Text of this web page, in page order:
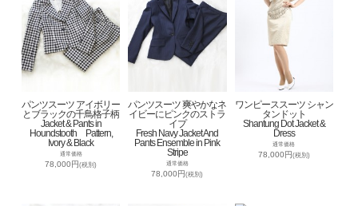
パンツスーツ アイボリー
とブラックの千鳥格子柄
Jacket & Pants in
Houndstooth Pattern,
Ivory & Black
通常価格
78,000円(税別)
パンツスーツ 爽やかなネ
イビーにピンクのストラ
イプ
Fresh Navy Jacket And
Pants Ensemble in Pink
Stripe
通常価格
78,000円(税別)
ワンピーススーツ シャン
タンドット
Shantung Dot Jacket &
Dress
通常価格
78,000円(税別)